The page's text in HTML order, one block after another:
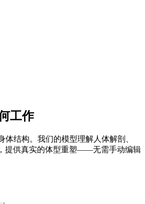
工作
体结构。我们的模型理解人体解剖、
提供真实的体型重塑——无需手动编辑